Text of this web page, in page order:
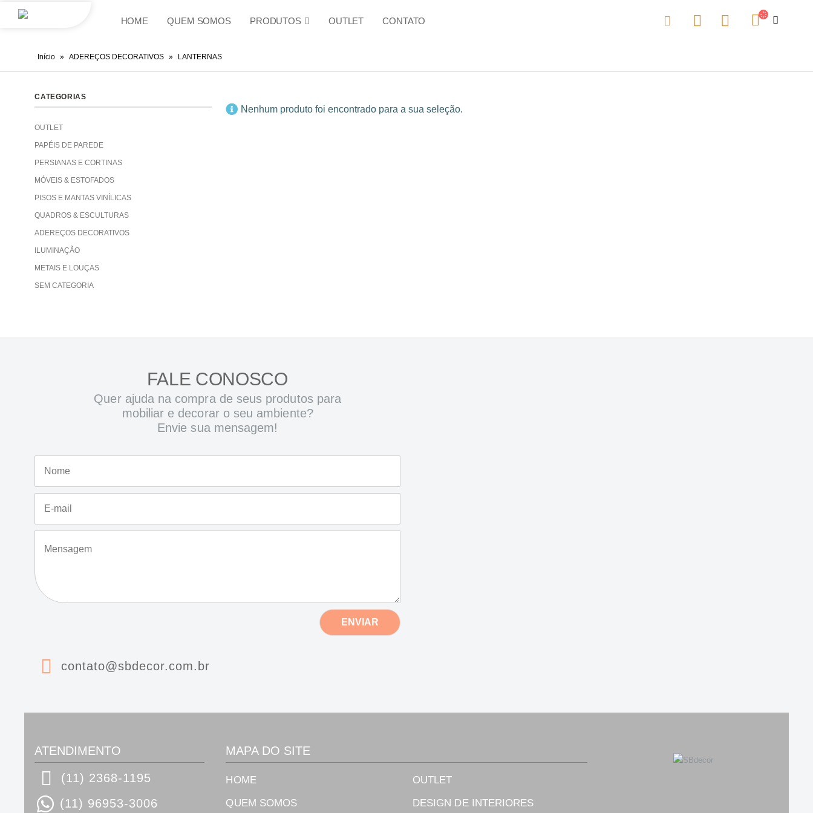
HOME QUEM SOMOS PRODUTOS OUTLET CONTATO
Início » ADEREÇOS DECORATIVOS » LANTERNAS
Nenhum produto foi encontrado para a sua seleção.
CATEGORIAS
OUTLET
PAPÉIS DE PAREDE
PERSIANAS E CORTINAS
MÓVEIS & ESTOFADOS
PISOS E MANTAS VINÍLICAS
QUADROS & ESCULTURAS
ADEREÇOS DECORATIVOS
ILUMINAÇÃO
METAIS E LOUÇAS
SEM CATEGORIA
FALE CONOSCO
Quer ajuda na compra de seus produtos para
mobiliar e decorar o seu ambiente?
Envie sua mensagem!
m
e
m
a
a
ENVIAR
contato@sbdecor.com.br
ATENDIMENTO
(11) 2368-1195
(11) 96953-3006
MAPA DO SITE
HOME
QUEM SOMOS
OUTLET
DESIGN DE INTERIORES